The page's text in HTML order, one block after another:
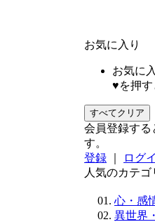
お気に入り
お気に
♥を押す
すべてクリア
会員登録する
す。
登録
ログ
人気のカテゴ
心・感
異世界